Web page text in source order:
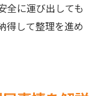
全に運び出しても
得して整理を進め